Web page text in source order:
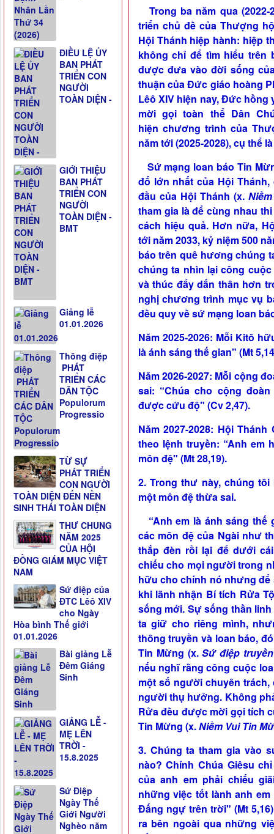
Trong ba năm qua
triển chủ đề của Thượng
Hội Thánh hiệp hành: hiệp
không chỉ để tìm hiểu
được đưa vào đời sống
thuận của Đức giáo hoàng
Lêô XIV hiện nay, Đức
mời gọi toàn thể Dân
hiện chương trình của
năm tới (2025-2028), cụ thể
Sứ mạng loan báo Tin
đố lớn nhất của Hội
đầu của Hội Thánh (x.
tham gia là để cùng nhau
cách hiệu quả. Hơn nữa,
tới năm 2033, kỷ niệm 500
báo trên quê hương chúng
chúng ta nhìn lại công
và thúc đẩy dấn thân hơn
nghị chương trình mục vụ
đều quy về sứ mạng loan
Năm 2025-2026: Mỗi Kitô
là ánh sáng thế gian" (Mt
Năm 2026-2027: Mỗi cộng
sai: “Chúa cho cộng
được cứu độ" (Cv 2,47).
Năm 2027-2028: Hội
theo lệnh truyền: “Anh em
môn đệ" (Mt 28,19).
2. Trong thư này, chúng
một môn đệ thừa sai.
“Anh em là ánh sáng thế
các môn đệ của Ngài như
thắp đèn rồi lại để dưới
chiếu cho mọi người trong
hữu cho chính nó nhưng
khi lãnh nhận Bí tích Rửa
sống mới. Sự sống thần
ta giữ cho riêng mình,
thông truyền và loan báo,
Tin Mừng (x.Sứ điệp
nếu nghĩ rằng công cuộc
một số người chuyên
người thụ hưởng. Không
Rửa đều được mời gọi tích
Tin Mừng (x.Niềm Vui Tin
3. Chúng ta tham gia vào
nào? Chính Chúa Giêsu
của anh em phải chiếu
những việc tốt lành anh
Đấng ngự trên trời" (Mt
ra bên ngoài qua những
ĐIỀU LỆ ỦY
BAN PHÁT
TRIỂN CON
NGƯỜI
TOÀN DIỆN -
GIỚI THIỆU
BAN PHÁT
TRIỂN CON
NGƯỜI
TOÀN DIỆN -
BMT
Giảng lễ
01.01.2026
Thông điệp
PHÁT
TRIỂN CÁC
DÂN TỘC
Populorum
Progressio
TỪ SỰ
PHÁT TRIỂN
CON NGƯỜI
TOÀN DIỆN ĐẾN NỀN
SINH THÁI TOÀN DIỆN
THƯ CHUNG
NĂM 2025
CỦA HỘI
ĐỒNG GIÁM MỤC VIỆT
NAM
Sứ điệp của
ĐTC Lêô XIV
cho Ngày
Hòa bình Thế giới
01.01.2026
Bài giảng Lễ
Đêm Giáng
Sinh
GIẢNG LỄ -
MẸ LÊN
TRỜI -
15.8.2025
Sứ Điệp
Ngày Thế
Giới Người
Nghèo năm